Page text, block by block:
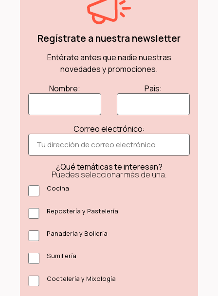
Regístrate a nuestra newsletter
Entérate antes que nadie nuestras
novedades y promociones.
Nombre:
Pais:
Correo electrónico:
¿Qué temáticas te interesan?
Puedes seleccionar más de una.
Cocina
Repostería y Pastelería
Panadería y Bollería
Sumillería
Coctelería y Mixología